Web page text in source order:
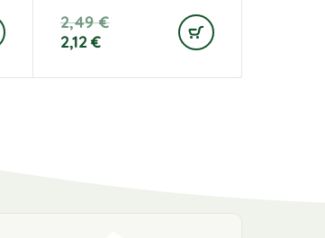
2,49€
2,12€